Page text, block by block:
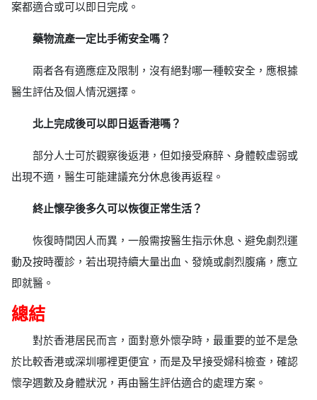
案都適合或可以即日完成。
藥物流產一定比手術安全嗎？
兩者各有適應症及限制，沒有絕對哪一種較安全，應根據
醫生評估及個人情況選擇。
北上完成後可以即日返香港嗎？
部分人士可於觀察後返港，但如接受麻醉、身體較虛弱或
出現不適，醫生可能建議充分休息後再返程。
終止懷孕後多久可以恢復正常生活？
恢復時間因人而異，一般需按醫生指示休息、避免劇烈運
動及按時覆診，若出現持續大量出血、發燒或劇烈腹痛，應立
即就醫。
總結
對於香港居民而言，面對意外懷孕時，最重要的並不是急
於比較香港或深圳哪裡更便宜，而是及早接受婦科檢查，確認
懷孕週數及身體狀況，再由醫生評估適合的處理方案。